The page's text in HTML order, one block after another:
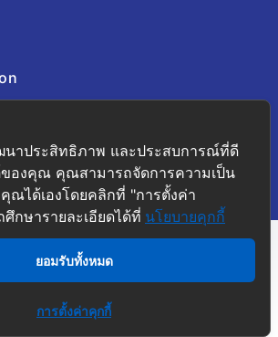
• Avada Studio • Powered by
นาประสิทธิภาพ และประสบการณ์ที่ดี
ของคุณ คุณสามารถจัดการความเป็น
ณได้เองโดยคลิกที่ "การตั้งค่า
กษารายละเอียดได้ที่ นโยบายคุกกี้
ยอมรับทั้งหมด
การตั้งค่าคุกกี้